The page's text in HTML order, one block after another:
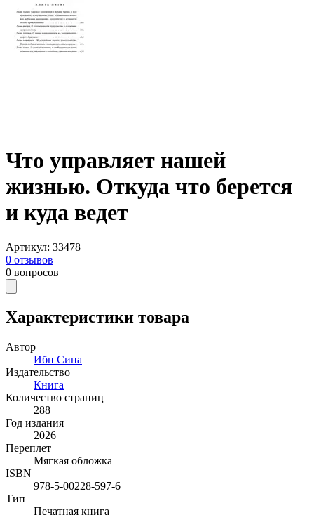
Что управляет нашей
жизнью. Откуда что берется
и куда ведет
Артикул: 33478
0 отзывов
0 вопросов
Характеристики товара
Автор
Ибн Сина
Издательство
Книга
Количество страниц
288
Год издания
2026
Переплет
Мягкая обложка
ISBN
978-5-00228-597-6
Тип
Печатная книга